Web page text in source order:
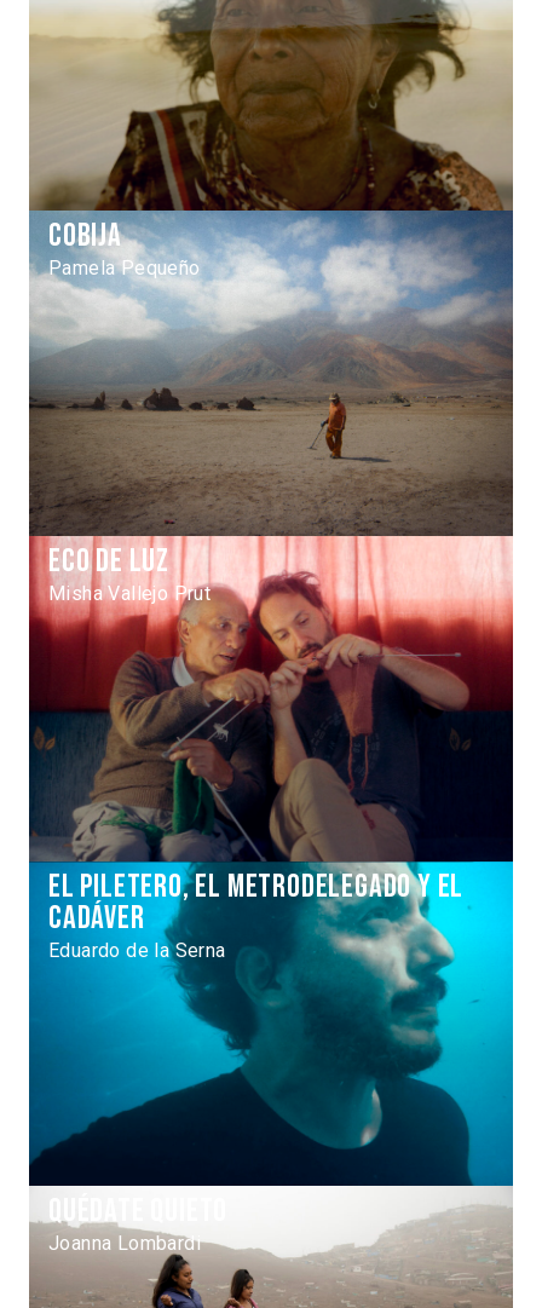
Cobija
Pamela Pequeño
Eco de Luz
Misha Vallejo Prut
El piletero, el metrodelegado y el
cadáver
Eduardo de la Serna
Quédate quieto
Joanna Lombardi